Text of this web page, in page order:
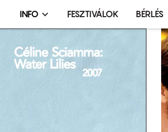
Infó,
esemény,
terembérlés
menü
INFO FESZTIVÁLOK BÉRLÉS